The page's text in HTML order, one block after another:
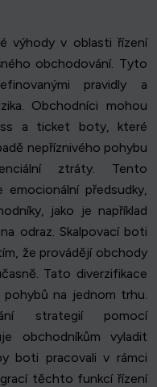
výhody v oblasti řízení
obchodování. Tyto
pravidly a
Obchodníci mohou
a ticket boty, které
nepříznivého pohybu
ztráty. Tento
předsudky,
jako je například
odraz. Skalpovací boti
že provádějí obchody
Tato diverzifikace
na jednom trhu.
strategií pomocí
obchodníkům vyladit
boti pracovali v rámci
těchto funkcí řízení